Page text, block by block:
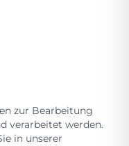
zur Bearbeitung
verarbeitet werden.
in unserer